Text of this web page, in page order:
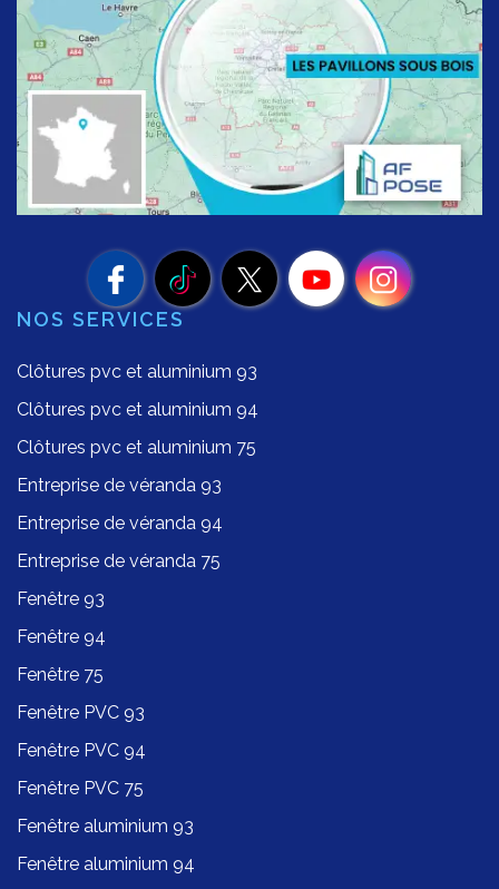
NOS SERVICES
Clôtures pvc et aluminium 93
Clôtures pvc et aluminium 94
Clôtures pvc et aluminium 75
Entreprise de véranda 93
Entreprise de véranda 94
Entreprise de véranda 75
Fenêtre 93
Fenêtre 94
Fenêtre 75
Fenêtre PVC 93
Fenêtre PVC 94
Fenêtre PVC 75
Fenêtre aluminium 93
Fenêtre aluminium 94